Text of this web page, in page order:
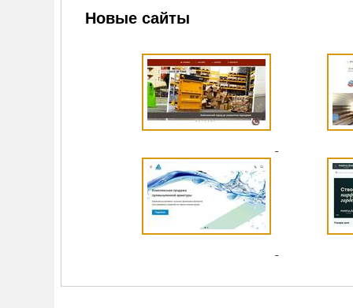
Новые сайты